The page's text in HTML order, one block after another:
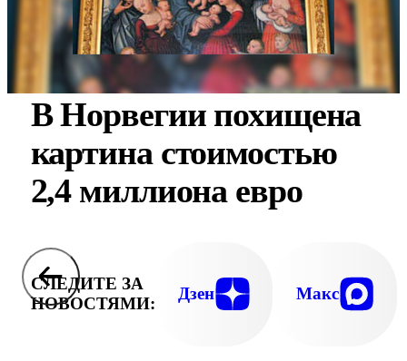
В Норвегии похищена
картина стоимостью
2,4 миллиона евро
СЛЕДИТЕ ЗА
НОВОСТЯМИ:
Дзен Макс